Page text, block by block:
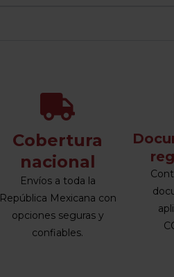
Cobertura
nacional
Envíos a toda la
República Mexicana con
opciones seguras y
confiables.